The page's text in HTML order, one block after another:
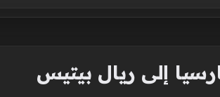
إلى ريال بيتيس